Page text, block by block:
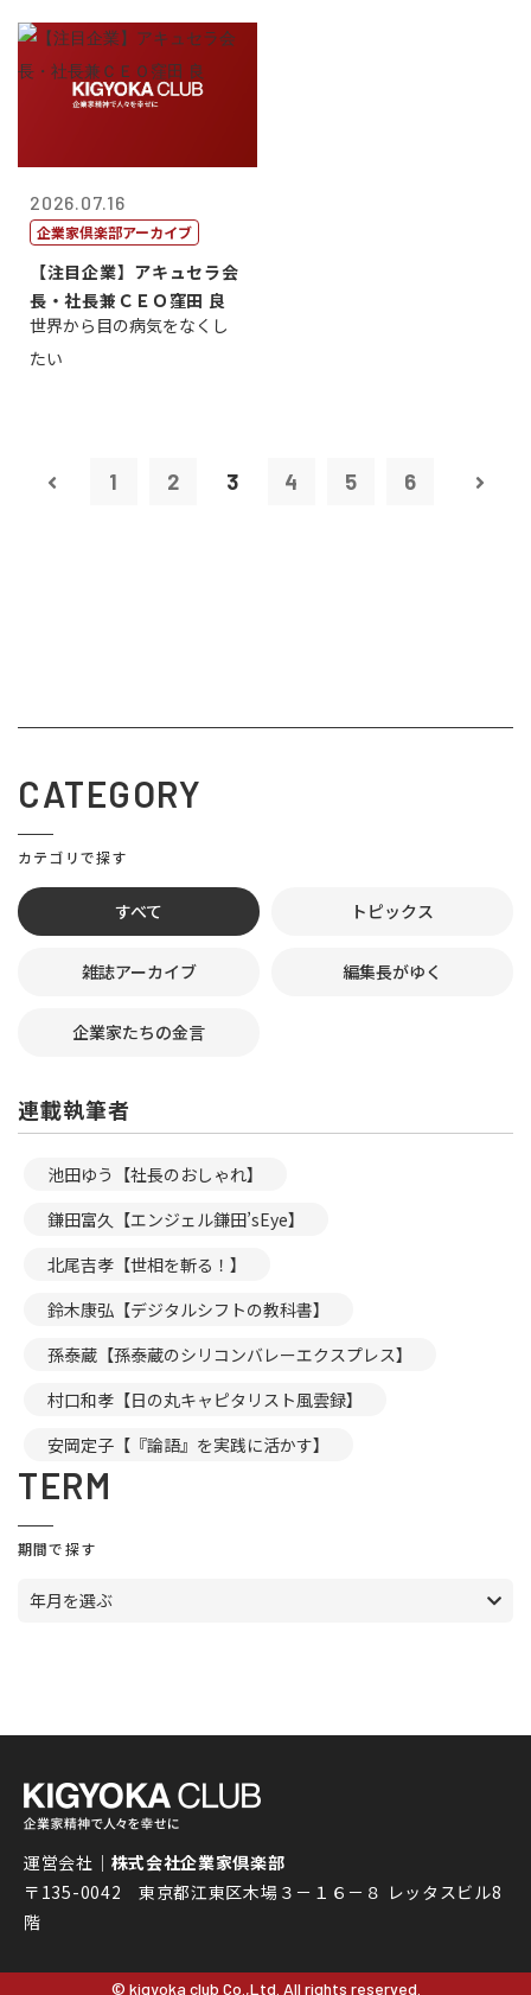
2026.07.16
企業家倶楽部アーカイブ
【注目企業】アキュセラ会
長・社長兼ＣＥＯ窪田 良
世界から目の病気をなくし
たい
1 2 3 4 5 6
CATEGORY
カテゴリで探す
すべて トピックス
雑誌アーカイブ 編集長がゆく
企業家たちの金言
連載執筆者
池田ゆう【社長のおしゃれ】
鎌田富久【エンジェル鎌田’sEye】
北尾吉孝【世相を斬る！】
鈴木康弘【デジタルシフトの教科書】
孫泰蔵【孫泰蔵のシリコンバレーエクスプレス】
村口和孝【日の丸キャピタリスト風雲録】
安岡定子【『論語』を実践に活かす】
TERM
期間で探す
年月を選ぶ
運営会社｜ 株式会社企業家倶楽部
〒135-0042 東京都江東区木場３－１６－８ レッタスビル8
階
© kigyoka club Co.,Ltd. All rights reserved.